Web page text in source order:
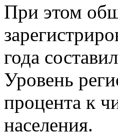
При этом
года
Уровень
процента к
населения.